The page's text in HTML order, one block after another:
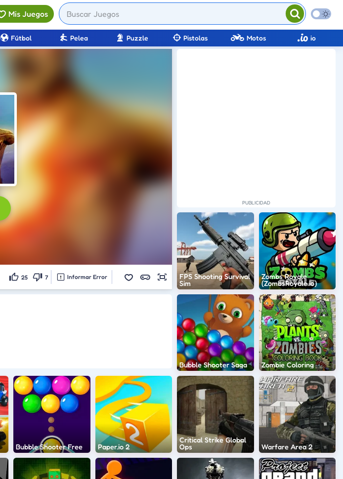
Mis Juegos
Fútbol Pelea Puzzle Pistolas Motos io
25 7 Informar Error
FPS Shooting Survival
Sim
Zombs Royale
(ZombsRoyale.io)
Bubble Shooter Saga Zombie Coloring
Bubble Shooter Free Paper.io 2
Critical Strike Global
Ops
Warfare Area 2